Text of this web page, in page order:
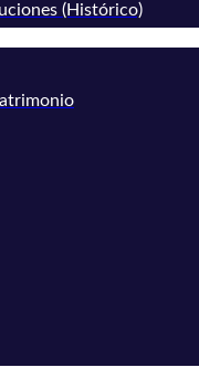
(Histórico)